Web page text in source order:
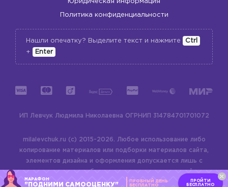
Юридическая информация
Политика конфиденциальности
Нашли опечатку? Выделите текст и нажмите
Ctrl
+
Enter
ИП Левчук Людмила Николаевна ОГРНИП 314784701701072
milalevchuk.ru (c) 2015-2026.
Любое использование либо
копирование материалов или подборки материалов сайта,
элементов дизайна и оформления допускается лишь с
разрешения правообладателя и только со ссылкой на
источник:milalevchuk.ru
МАРАФОН
"ПОДНИМИ САМООЦЕНКУ"
ПРОБНЫЙ ДЕНЬ
БЕСПЛАТНО
ПРОЙТИ
БЕСПЛАТНО